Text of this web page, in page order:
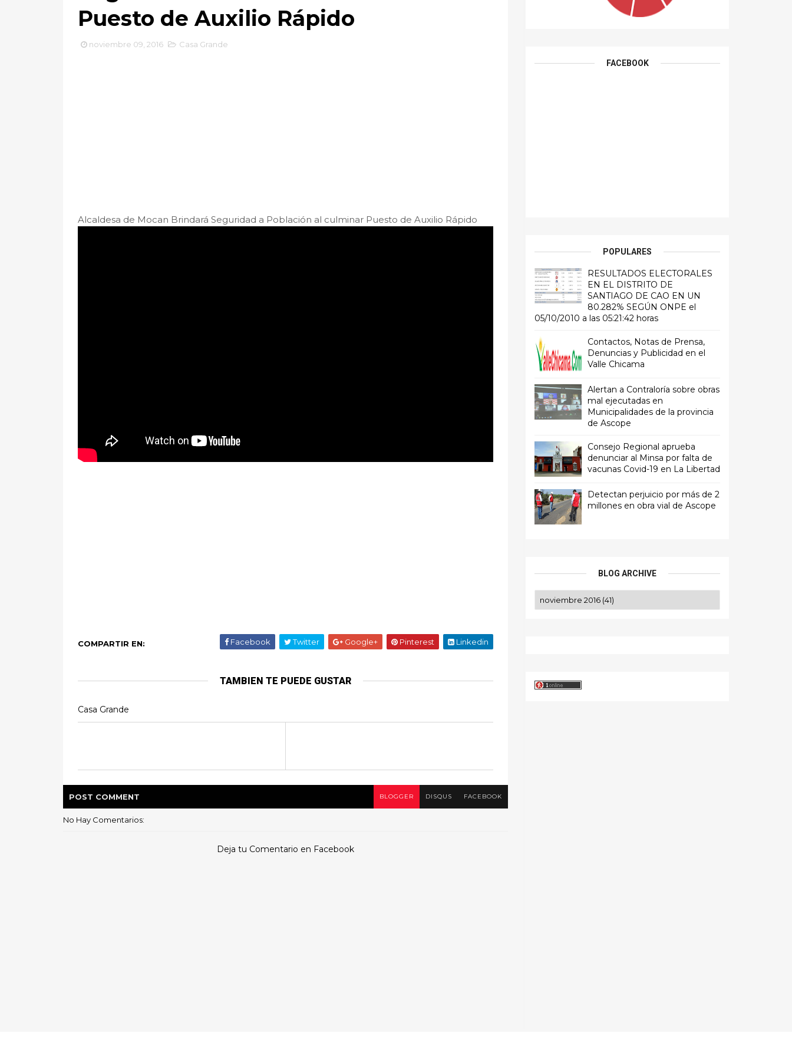
Puesto de Auxilio Rápido
noviembre 09, 2016 Casa Grande
Alcaldesa de Mocan Brindará Seguridad a Población al culminar Puesto de Auxilio Rápido
COMPARTIR EN: Facebook Twitter Google+ Pinterest Linkedin
TAMBIEN TE PUEDE GUSTAR
Casa Grande
POST COMMENT BLOGGER DISQUS FACEBOOK
No Hay Comentarios:
Deja tu Comentario en Facebook
FACEBOOK
POPULARES
RESULTADOS ELECTORALES
EN EL DISTRITO DE
SANTIAGO DE CAO EN UN
80.282% SEGÚN ONPE el
05/10/2010 a las 05:21:42 horas
Contactos, Notas de Prensa,
Denuncias y Publicidad en el
Valle Chicama
Alertan a Contraloría sobre obras
mal ejecutadas en
Municipalidades de la provincia
de Ascope
Consejo Regional aprueba
denunciar al Minsa por falta de
vacunas Covid-19 en La Libertad
Detectan perjuicio por más de 2
millones en obra vial de Ascope
BLOG ARCHIVE